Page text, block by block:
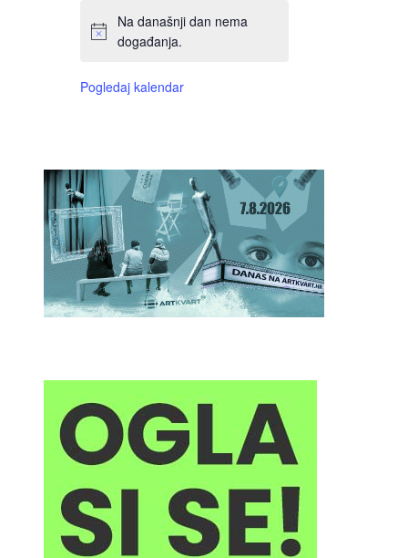
Na današnji dan nema
događanja.
Pogledaj kalendar